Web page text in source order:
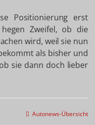
Positionierung erst
Zweifel, ob die
wird, weil sie nun
als bisher und
sie dann doch lieber
Autonews-Übersicht